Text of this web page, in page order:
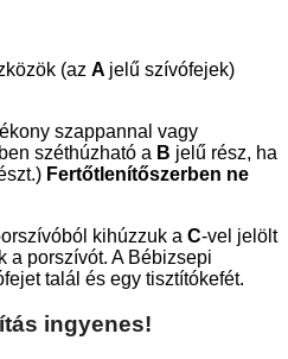
(az A jelű szívófejek)
szappannal vagy
széthúzható a B jelű rész, ha
Fertőtlenítőszerben ne
kihúzzuk a C-vel jelölt
a porszívót. A Bébizsepi
talál és egy tisztítókefét.
ingyenes!